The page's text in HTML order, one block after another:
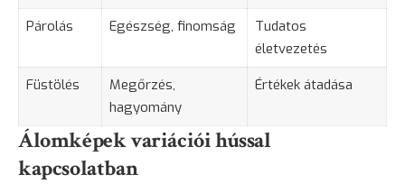
Párolás Egészség, finomság
Tudatos
életvezetés
Füstölés
Megőrzés,
hagyomány
Értékek átadása
Álomképek variációi hússal
kapcsolatban